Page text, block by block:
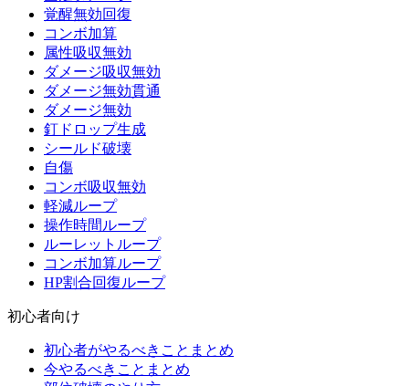
覚醒無効回復
コンボ加算
属性吸収無効
ダメージ吸収無効
ダメージ無効貫通
ダメージ無効
釘ドロップ生成
シールド破壊
自傷
コンボ吸収無効
軽減ループ
操作時間ループ
ルーレットループ
コンボ加算ループ
HP割合回復ループ
初心者向け
初心者がやるべきことまとめ
今やるべきことまとめ